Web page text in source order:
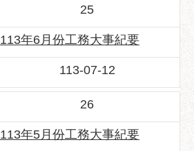
25
113年6月份工務大事紀要
113-07-12
26
113年5月份工務大事紀要